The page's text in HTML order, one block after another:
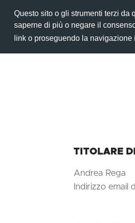
TITOLARE
Andrea Rega
Indirizzo email
Questo sito o gli strumenti terzi
saperne di più o negare il
link o proseguendo la